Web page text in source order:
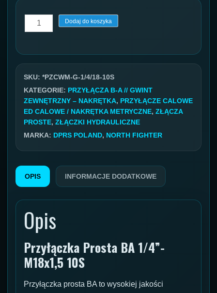
ilość
Przyłącze
metryczny
GW
1/4''/18X1,5
10S
Dodaj do koszyka
SKU: *PZCWM-G-1/4/18-10S
KATEGORIE: PRZYŁĄCZA B-A // GWINT
ZEWNĘTRZNY – NAKRĘTKA, PRZYŁĄCZE CALOWE
ED CALOWE / NAKRĘTKA METRYCZNE, ZŁĄCZA
PROSTE, ZŁĄCZKI HYDRAULICZNE
MARKA: DPRS POLAND, NORTH FIGHTER
OPIS INFORMACJE DODATKOWE
Opis
Przyłączka Prosta BA 1/4”-
M18x1,5 10S
Przyłączka prosta BA to wysokiej jakości